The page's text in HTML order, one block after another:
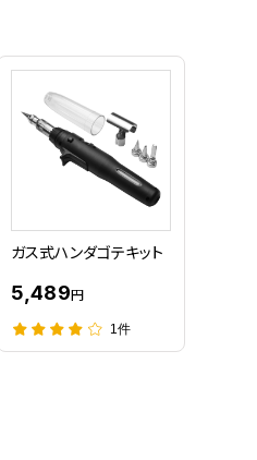
ガス式ハンダゴテキット
5,489円
1件